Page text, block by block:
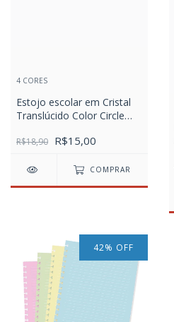
4 CORES
Estojo escolar em Cristal
Translúcido Color Circle
R$18,90 R$15,00
COMPRAR
42% OFF